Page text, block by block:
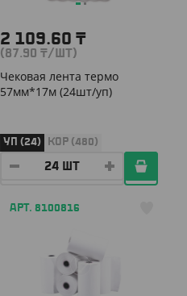
2 109.60 ₸
(87.90 ₸/ШТ)
Чековая лента термо
57мм*17м (24шт/уп)
УП (24) КОР (480)
АРТ. 8100816